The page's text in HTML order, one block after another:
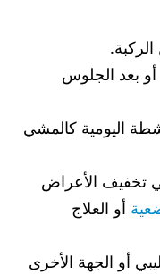
بعد الجلوس
اليومية كالمشي
تخفيف الأعراض
أو العلاج
أو الجهة الأخرى